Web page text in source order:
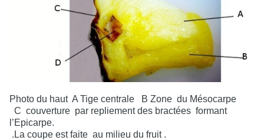
Photo du haut A Tige centrale B Zone du Mésocarpe
C couverture par repliement des bractées formant
l’Epicarpe.
.La coupe est faite au milieu du fruit .